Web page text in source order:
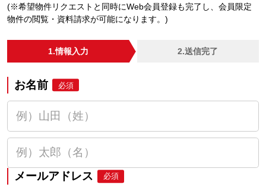
(※希望物件リクエストと同時にWeb会員登録も完了し、会員限定
物件の閲覧・資料請求が可能になります。)
1.情報入力 2.送信完了
お名前 必須
メールアドレス 必須